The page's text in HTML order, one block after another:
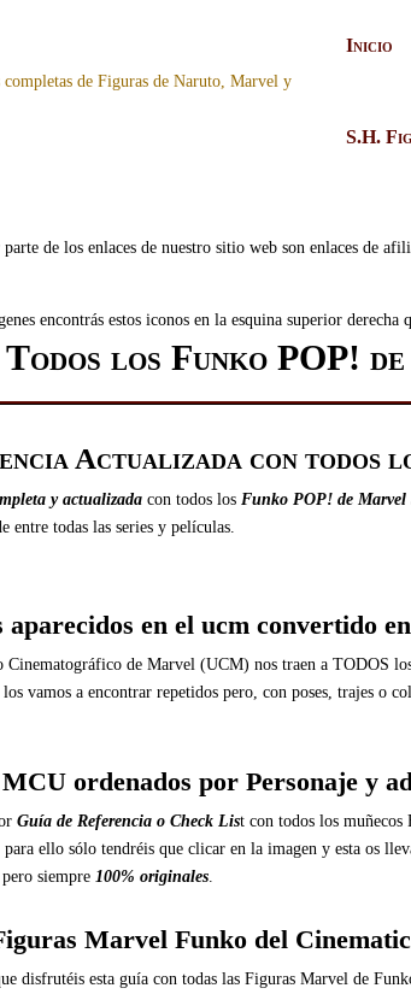
Inicio
S.H.
de los enlaces de nuestro sitio web son enlaces de
encontrás estos iconos en la esquina superior
Todos los Funko POP!
Actualizada con todos
y actualizada con todos los Funko POP! de
entre todas las series y películas.
aparecidos en el ucm convertido
de Marvel (UCM) nos traen a TODOS
vamos a encontrar repetidos pero, con poses, trajes
ordenados por Personaje y
Guía de Referencia o Check List con todos los
ello sólo tendréis que clicar en la imagen y esta os
pero siempre100% originales.
Marvel Funko del
disfrutéis esta guía con todas las Figuras Marvel de